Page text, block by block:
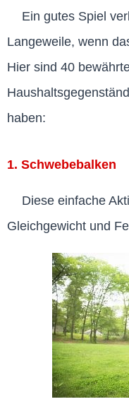
Ein gutes Spiel
Langeweile, wenn
Hier sind 40
haben:
1. Schwebebalken
Diese einfache
Gleichgewicht und